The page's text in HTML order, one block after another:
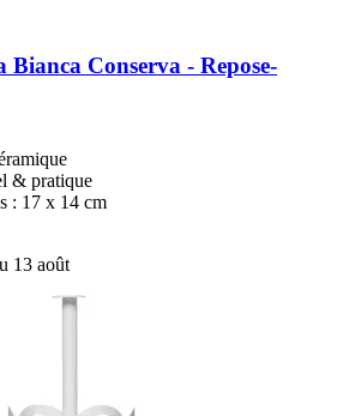
Bianca Conserva -​ Repose-​
& pratique
: 17 x 14 cm
13 août